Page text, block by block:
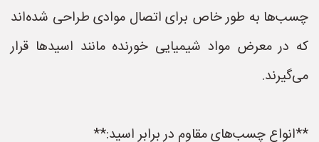
چسب‌ها به طور خاص برای اتصال موادی طراحی شده‌اند
که در معرض مواد شیمیایی خورنده مانند اسیدها قرار
می‌گیرند.
**انواع چسب‌های مقاوم در برابر اسید:**